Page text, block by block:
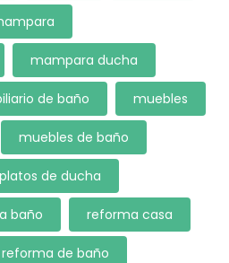
mampara ducha
de baño muebles
muebles de baño
platos de ducha
baño reforma casa
reforma de baño